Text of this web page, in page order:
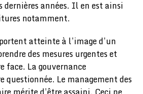
dernières années. Il en est ainsi
notamment.
atteinte à l’image d’un
des mesures urgentes et
face. La gouvernance
questionnée. Le management des